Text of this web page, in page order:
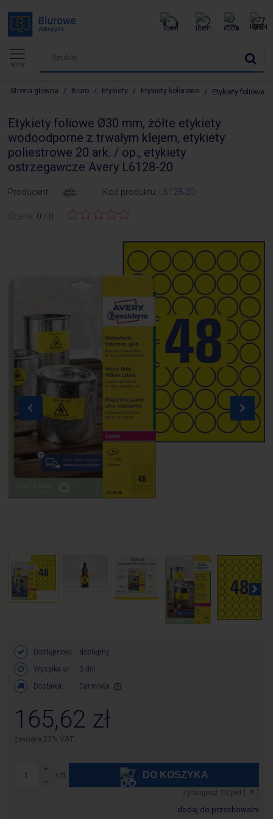
Menu
Strona główna / Biuro / Etykiety / Etykiety kolorowe / Etykiety foliowe
Etykiety foliowe Ø30 mm, żółte etykiety
wodoodporne z trwałym klejem, etykiety
poliestrowe 20 ark. / op., etykiety
ostrzegawcze Avery L6128-20
Producent: Kod produktu: L6128-20
Ocena: 0 0
Dostępność:
dostępny
Wysyłka w:
3 dni
Dostawa:
Darmowa
165,62 zł
zawiera 23% VAT
szt. DO KOSZYKA
Zyskujesz 10 pkt [ ?
dodaj do przechowalni